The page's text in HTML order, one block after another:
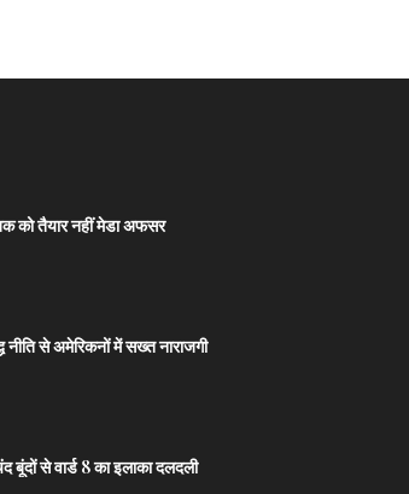
को तैयार नहीं मेडा अफसर
नीति से अमेरिकनों में सख्त नाराजगी
बूंदों से वार्ड 8 का इलाका दलदली